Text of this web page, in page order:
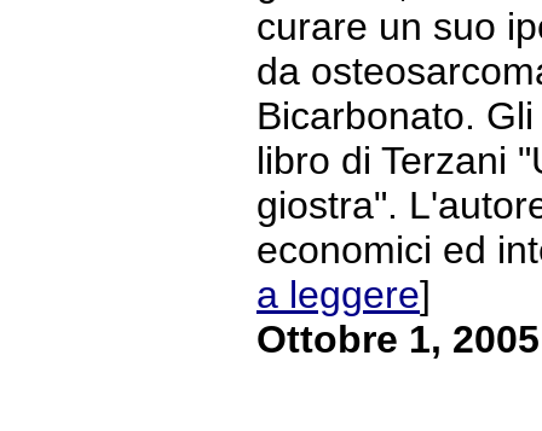
curare un suo
da
Bicarbonato.
libro di Terzani
giostra".
economici ed
a leggere]
Ottobre 1, 2005